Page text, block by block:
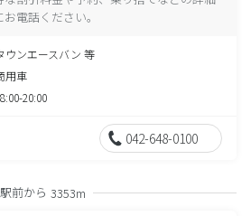
電話ください。
ウンエースバン 等
用車
20:00
042-648-0100
前から 3353m